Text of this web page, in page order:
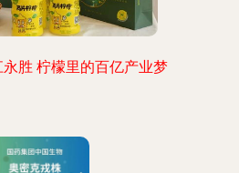
胜 柠檬里的百亿产业梦